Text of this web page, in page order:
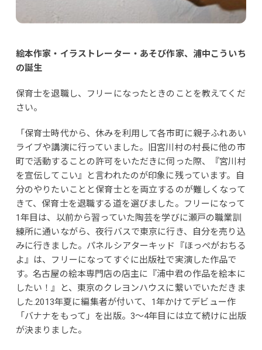
絵本作家・イラストレーター・あそび作家、浦中こういち
の誕生
保育士を退職し、フリーになったときのことを教えてくだ
さい。
「保育士時代から、休みを利用して各市町に親子ふれあい
ライブや講演に行っていました。旧宮川村の村長に他の市
町で活動することの許可をいただきに伺った際、『宮川村
を宣伝してこい』と言われたのが印象に残っています。自
分のやりたいことと保育士とを両立するのが難しくなって
きて、保育士を退職する道を選びました。フリーになって
1年目は、以前から習っていた陶芸を学びに瀬戸の職業訓
練所に通いながら、夜行バスで東京に行き、自分を売り込
みに行きました。パネルシアターキッド『ほっぺがおちる
よ』は、フリーになってすぐに出版社で実演した作品で
す。名古屋の絵本専門店の店主に『浦中君の作品を絵本に
したい！』と、東京のクレヨンハウスに繋いでいただきま
した.2013年夏に編集者が付いて、1年かけてデビュー作
「バナナをもって」を出版。3～4年目には立て続けに出版
が決まりました。